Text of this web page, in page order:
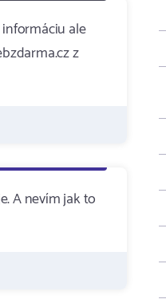
ale
z
A nevím jak to